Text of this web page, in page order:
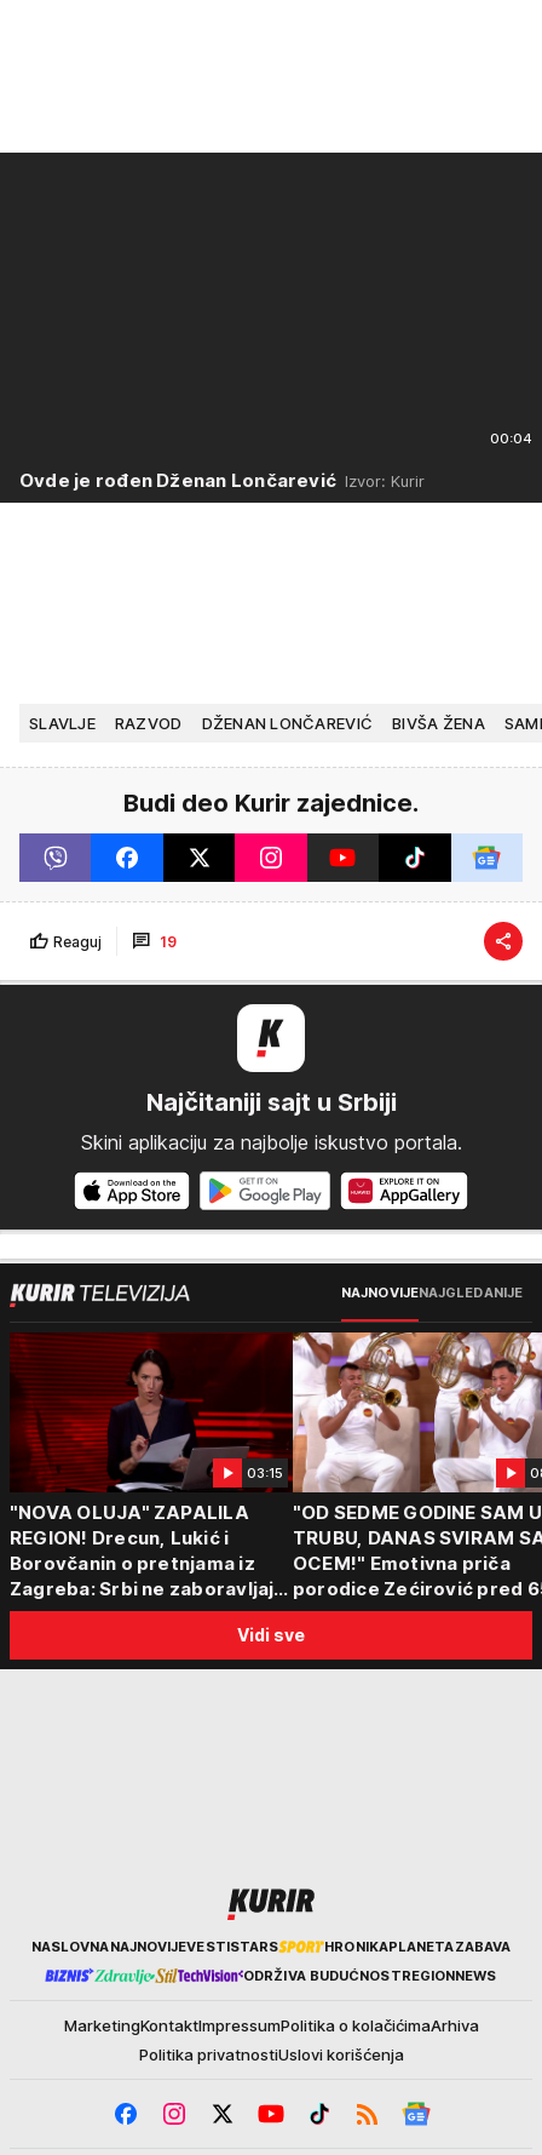
00:04
Ovde je rođen Dženan Lončarević Izvor: Kurir
SLAVLJE RAZVOD DŽENAN LONČAREVIĆ BIVŠA ŽENA
Budi deo Kurir zajednice.
Reaguj 19
Najčitaniji sajt u Srbiji
Skini aplikaciju za najbolje iskustvo portala.
NAJNOVIJENAJGLEDANIJE
03:15
"NOVA OLUJA" ZAPALILA
REGION! Drecun, Lukić i
Borovčanin o pretnjama iz
Zagreba: Srbi ne zaboravljaju
progon
"OD SEDME GODINE SAM
TRUBU, DANAS SVIRAM
OCEM!" Emotivna priča
porodice Zećirović pred
Sabor trubača u Guči
Vidi sve
KurirNASLOVNANAJNOVIJEVESTISTARS HRONIKAPLANETAZABAVA
ODRŽIVA BUDUĆNOSTREGIONNEWS
MarketingKontaktImpressumPolitika o kolačićimaArhiva
Politika privatnostiUslovi korišćenja